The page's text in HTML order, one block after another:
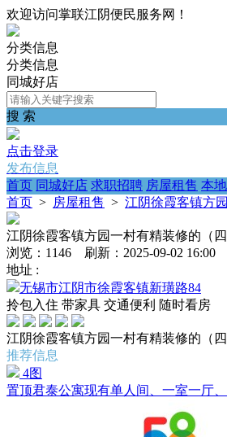
欢迎访问掌联江阴便民服务网！
分类信息
分类信息
同城好店
搜 索
点击登录
发布信息
首页 同城好店 求职招聘 房屋租售 本
首页 > 房屋租售 > 江阴徐霞客镇方
江阴徐霞客镇方园一村有精装修的（
浏览：1146 刷新：2025-09-02 16:00
地址 :
无锡市江阴市徐霞客镇新璜路84
拎包入住 带家具 交通便利 随时看房
江阴徐霞客镇方园一村有精装修的（
推荐信息
4图
置顶君泰公寓现有单人间、一室一厅